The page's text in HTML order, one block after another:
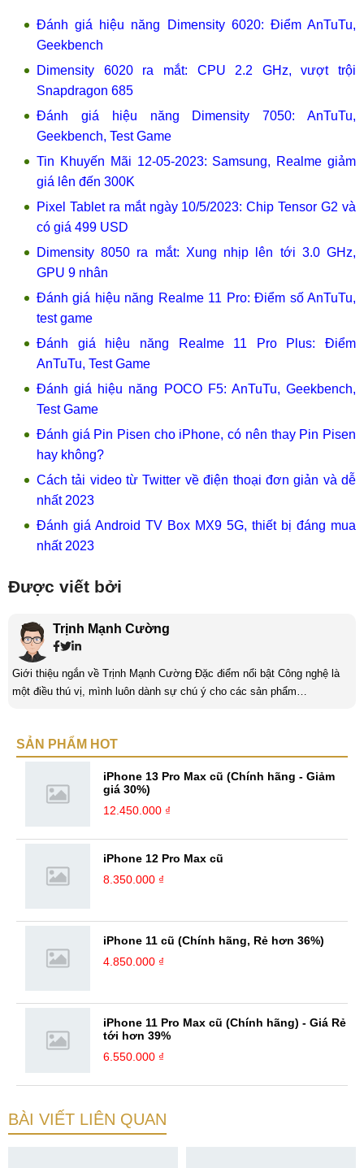
Đánh giá hiệu năng Dimensity 6020: Điểm AnTuTu,
Geekbench
Dimensity 6020 ra mắt: CPU 2.2 GHz, vượt trội
Snapdragon 685
Đánh giá hiệu năng Dimensity 7050: AnTuTu,
Geekbench, Test Game
Tin Khuyến Mãi 12-05-2023: Samsung, Realme giảm
giá lên đến 300K
Pixel Tablet ra mắt ngày 10/5/2023: Chip Tensor G2 và
có giá 499 USD
Dimensity 8050 ra mắt: Xung nhịp lên tới 3.0 GHz,
GPU 9 nhân
Đánh giá hiệu năng Realme 11 Pro: Điểm số AnTuTu,
test game
Đánh giá hiệu năng Realme 11 Pro Plus: Điểm
AnTuTu, Test Game
Đánh giá hiệu năng POCO F5: AnTuTu, Geekbench,
Test Game
Đánh giá Pin Pisen cho iPhone, có nên thay Pin Pisen
hay không?
Cách tải video từ Twitter về điện thoại đơn giản và dễ
nhất 2023
Đánh giá Android TV Box MX9 5G, thiết bị đáng mua
nhất 2023
Được viết bởi
Trịnh Mạnh Cường
Giới thiệu ngắn về Trịnh Mạnh Cường Đặc điểm nổi bật Công nghệ là
một điều thú vị, mình luôn dành sự chú ý cho các sản phẩm
hiểu biết mới mẻ và thú vị. Tinh thần tự giác và sự chuyên nghiệp là
SẢN PHẨM HOT
iPhone 13 Pro Max cũ (Chính hãng - Giảm
giá 30%)
12.450.000 ₫
iPhone 12 Pro Max cũ
8.350.000 ₫
iPhone 11 cũ (Chính hãng, Rẻ hơn 36%)
4.850.000 ₫
iPhone 11 Pro Max cũ (Chính hãng) - Giá Rẻ
tới hơn 39%
6.550.000 ₫
BÀI VIẾT LIÊN QUAN